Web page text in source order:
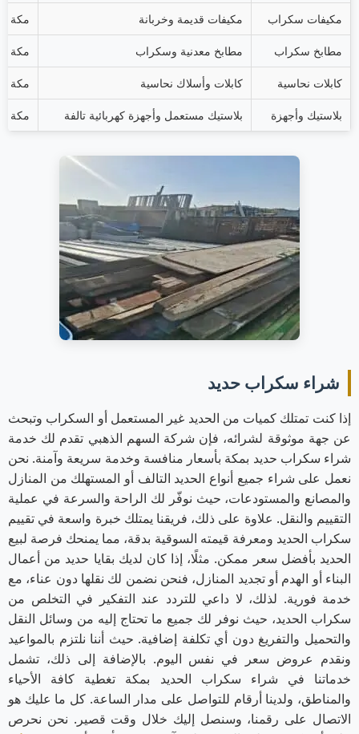
مكيفات سكراب مكيفات قديمة وخربانة مكة
مطابخ سكراب مطابخ معدنية وسكراب مكة
كابلات نحاسية كابلات وأسلاك نحاسية مكة
بلاستيك وأجهزة بلاستيك مستعمل وأجهزة كهربائية تالفة مكة
شراء سكراب حديد
إذا كنت تمتلك كميات من الحديد غير المستعمل أو السكراب وتبحث
عن جهة موثوقة لشرائه، فإن شركة السهم الذهبي تقدم لك خدمة
شراء سكراب حديد بمكة بأسعار منافسة وخدمة سريعة وآمنة. نحن
نعمل على شراء جميع أنواع الحديد التالف أو المستهلك من المنازل
والمصانع والمستودعات، حيث نوفّر لك الراحة والسرعة في عملية
التقييم والنقل. علاوة على ذلك، فريقنا يمتلك خبرة واسعة في تقييم
سكراب الحديد ومعرفة قيمته السوقية بدقة، مما يمنحك فرصة لبيع
الحديد بأفضل سعر ممكن. مثلًا، إذا كان لديك بقايا حديد من أعمال
البناء أو الهدم أو تجديد المنازل، فنحن نضمن لك نقلها دون عناء، مع
خدمة فورية. لذلك، لا داعي للتردد عند التفكير في التخلص من
سكراب الحديد، حيث نوفر لك جميع ما تحتاج إليه من وسائل النقل
والتحميل والتفريغ دون أي تكلفة إضافية. حيث أننا نلتزم بالمواعيد
ونقدم عروض سعر في نفس اليوم. بالإضافة إلى ذلك، تشمل
خدماتنا في شراء سكراب الحديد بمكة تغطية كافة الأحياء
والمناطق، ولدينا أرقام للتواصل على مدار الساعة. كل ما عليك هو
الاتصال على رقمنا، وسنصل إليك خلال وقت قصير. نحن نحرص